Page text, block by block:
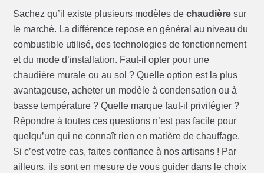
Sachez qu’il existe plusieurs modèles dechaudière sur
le marché. La différence repose en général au niveau du
combustible utilisé, des technologies de fonctionnement
et du mode d’installation. Faut-il opter pour une
chaudière murale ou au sol ? Quelle option est la plus
avantageuse, acheter un modèle à condensation ou à
basse température ? Quelle marque faut-il privilégier ?
Répondre à toutes ces questions n’est pas facile pour
quelqu’un qui ne connaît rien en matière de chauffage.
Si c’est votre cas, faites confiance à nos artisans ! Par
ailleurs, ils sont en mesure de vous guider dans le choix